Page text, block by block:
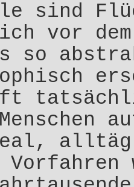
sind
vor dem
so
Vorfahren